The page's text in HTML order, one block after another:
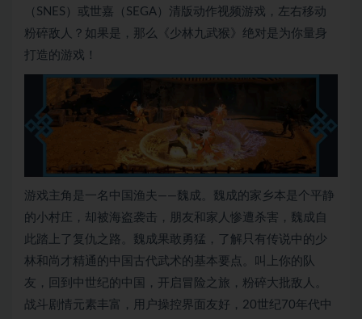
（SNES）或世嘉（SEGA）清版动作视频游戏，左右移动
粉碎敌人？如果是，那么《少林九武猴》绝对是为你量身
打造的游戏！
游戏主角是一名中国渔夫——魏成。魏成的家乡本是个平静
的小村庄，却被海盗袭击，朋友和家人惨遭杀害，魏成自
此踏上了复仇之路。魏成果敢勇猛，了解只有传说中的少
林和尚才精通的中国古代武术的基本要点。叫上你的队
友，回到中世纪的中国，开启冒险之旅，粉碎大批敌人。
战斗剧情元素丰富，用户操控界面友好，20世纪70年代中